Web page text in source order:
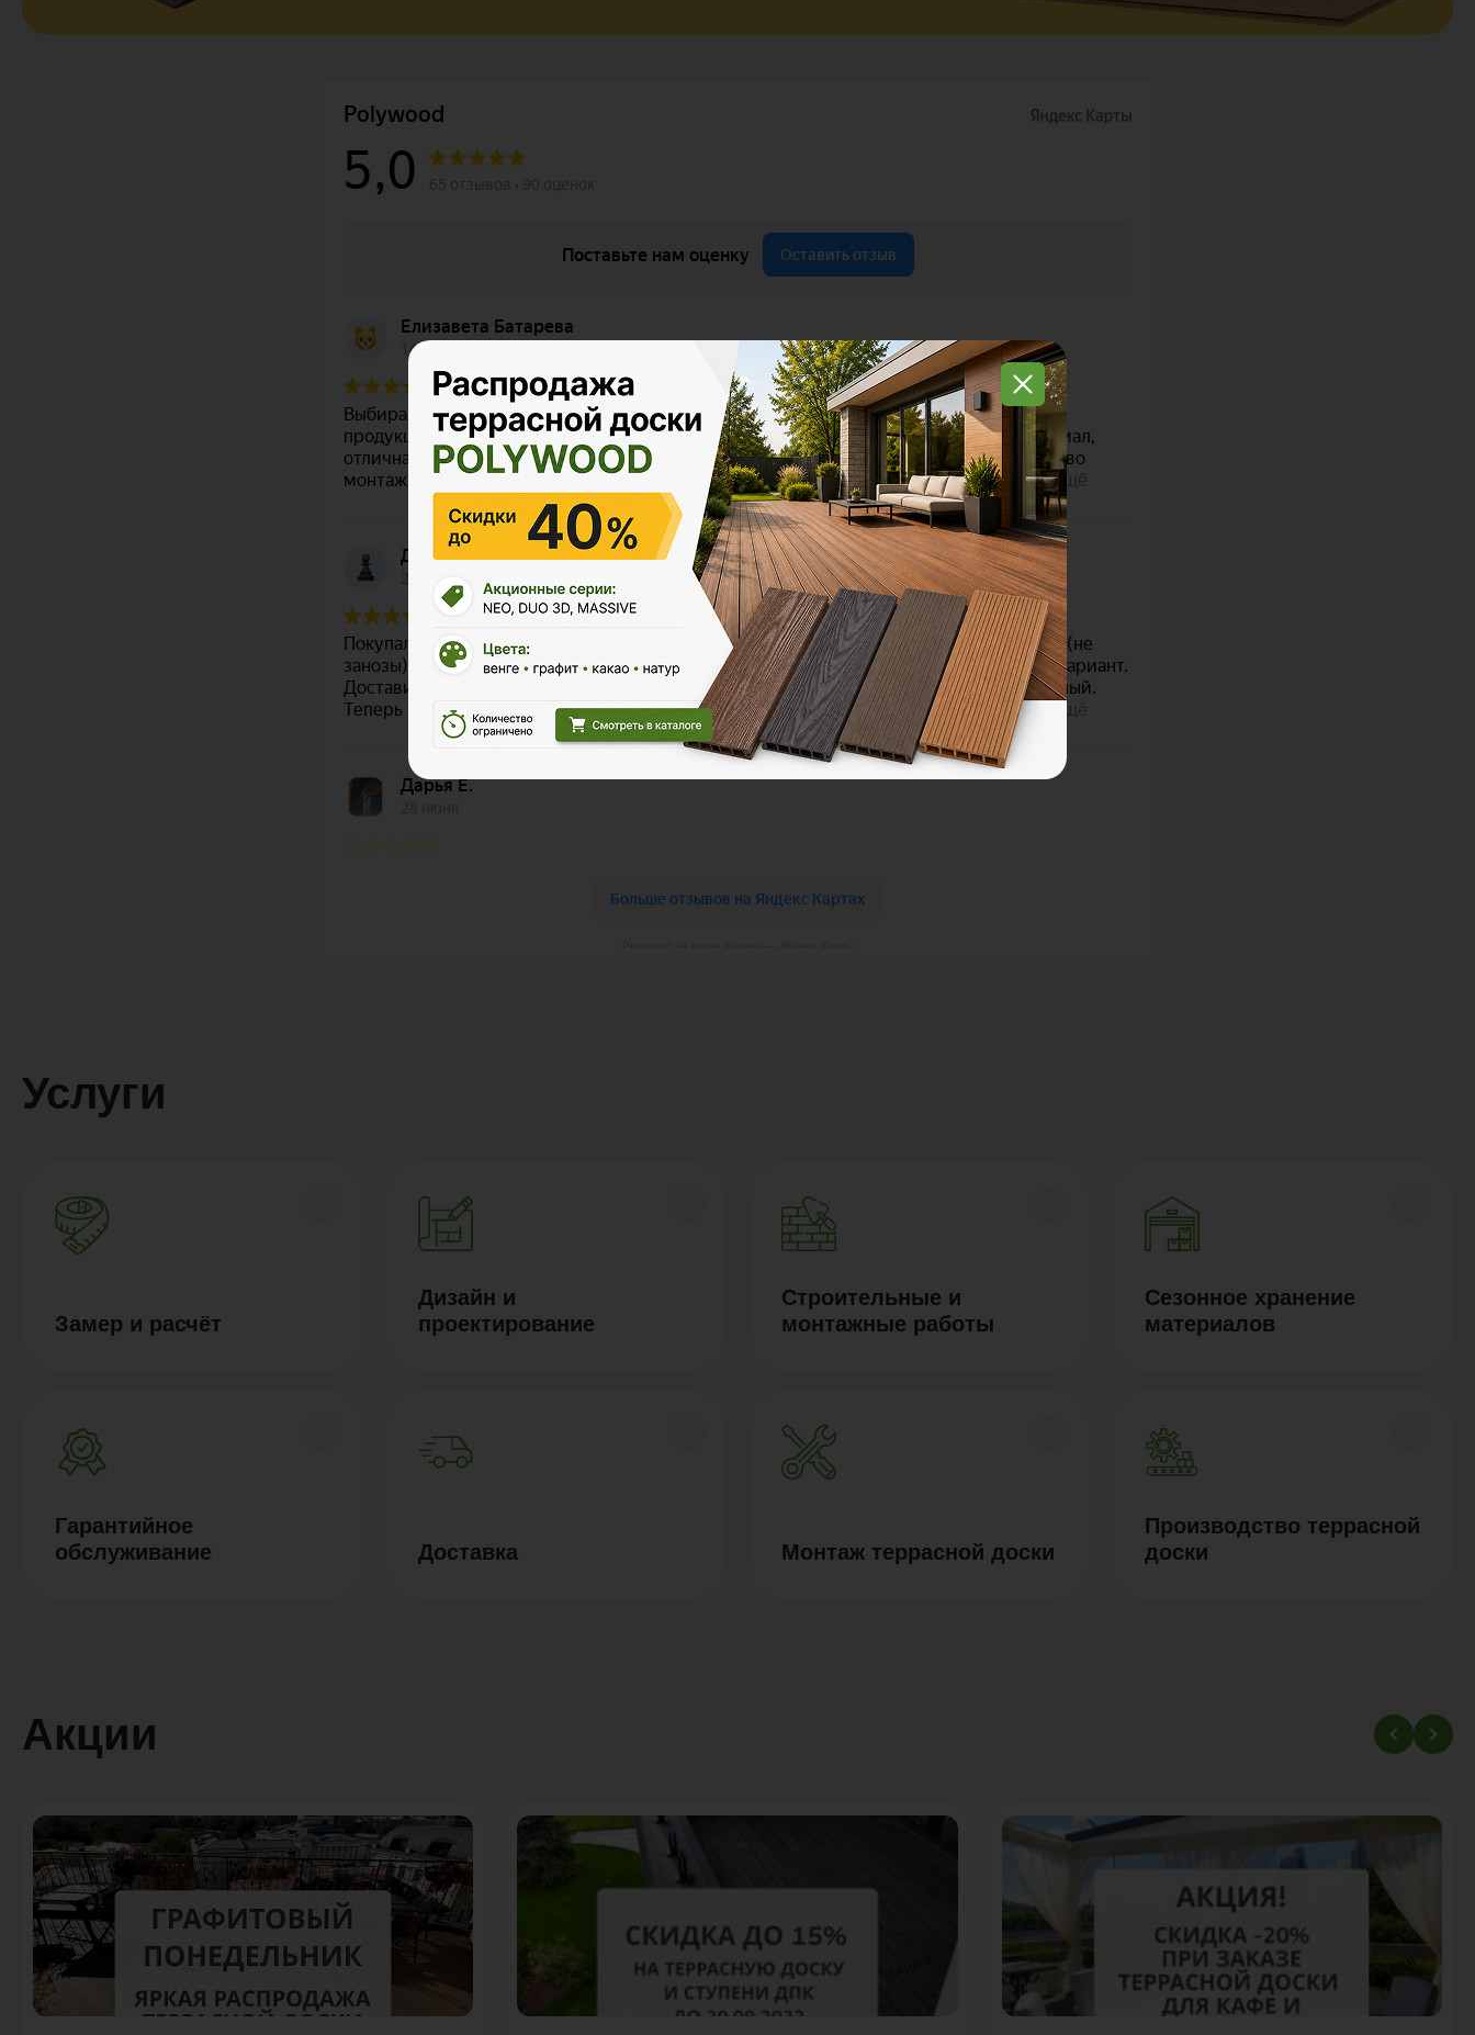
Услуги
Замер и расчёт
Дизайн и
проектирование
Строительные и
монтажные работы
Сезонное хранение
материалов
Гарантийное
обслуживание
Доставка Монтаж террасной доски
Производство террасной
доски
Акции